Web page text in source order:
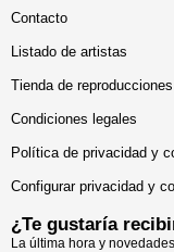
Contacto
Listado de artistas
Tienda de reproducciones
Condiciones legales
Política de privacidad y
Configurar privacidad y
¿Te gustaría
La última hora y